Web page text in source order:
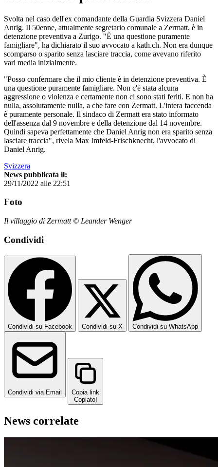
Svolta nel caso dell'ex comandante della Guardia Svizzera Daniel
Anrig. Il 50enne, attualmente segretario comunale a Zermatt, è in
detenzione preventiva a Zurigo. "È una questione puramente
famigliare", ha dichiarato il suo avvocato a kath.ch. Non era dunque
scomparso o sparito senza lasciare traccia, come avevano riferito
vari media inizialmente.
"Posso confermare che il mio cliente è in detenzione preventiva. È
una questione puramente famigliare. Non c'è stata alcuna
aggressione o violenza e certamente non ci sono stati feriti. E non ha
nulla, assolutamente nulla, a che fare con Zermatt. L'intera faccenda
è puramente personale. Il sindaco di Zermatt era stato informato
dell'assenza dal 9 novembre e della detenzione dal 14 novembre.
Quindi sapeva perfettamente che Daniel Anrig non era sparito senza
lasciare traccia", rivela Max Imfeld-Frischknecht, l'avvocato di
Daniel Anrig.
Svizzera
News pubblicata il:
29/11/2022 alle 22:51
Foto
Il villaggio di Zermatt © Leander Wenger
Condividi
Condividi su Facebook Condividi su X Condividi su WhatsApp
Condividi via Email
Copia link
Copiato!
News correlate